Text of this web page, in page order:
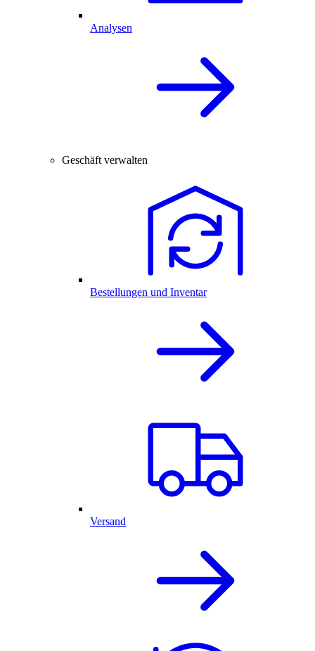
Analysen
Geschäft verwalten
Bestellungen und Inventar
Versand